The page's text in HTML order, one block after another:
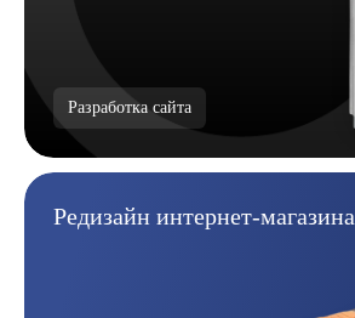
Разработка сайта
Редизайн интернет-магазина